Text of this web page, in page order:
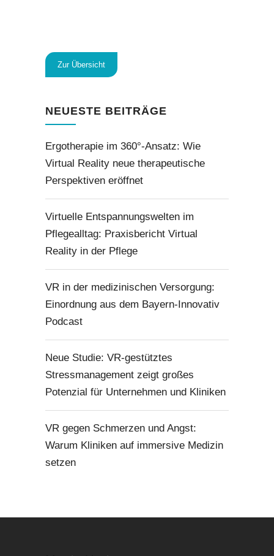
Zur Übersicht
NEUESTE BEITRÄGE
Ergotherapie im 360°-Ansatz: Wie
Virtual Reality neue therapeutische
Perspektiven eröffnet
Virtuelle Entspannungswelten im
Pflegealltag: Praxisbericht Virtual
Reality in der Pflege
VR in der medizinischen Versorgung:
Einordnung aus dem Bayern-Innovativ
Podcast
Neue Studie: VR-gestütztes
Stressmanagement zeigt großes
Potenzial für Unternehmen und Kliniken
VR gegen Schmerzen und Angst:
Warum Kliniken auf immersive Medizin
setzen